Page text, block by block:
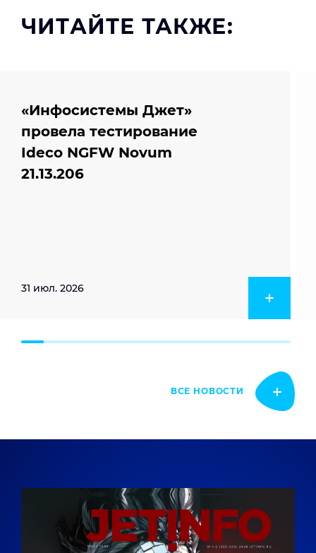
ЧИТАЙТЕ ТАКЖЕ:
«Инфосистемы Джет»
провела тестирование
Ideco NGFW Novum
21.13.206
31 июл. 2026
ВСЕ НОВОСТИ